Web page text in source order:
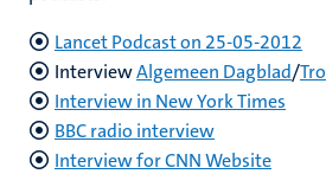
Lancet Podcast on 25-05-2012
InterviewAlgemeen Dagblad/
Interview in New York Times
BBC radio interview
Interview for CNN Website